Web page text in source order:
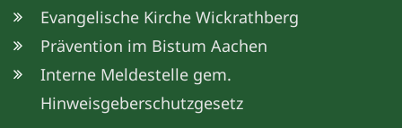
Evangelische Kirche Wickrathberg
Prävention im Bistum Aachen
Interne Meldestelle gem.
Hinweisgeberschutzgesetz